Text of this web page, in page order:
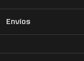
Envíos